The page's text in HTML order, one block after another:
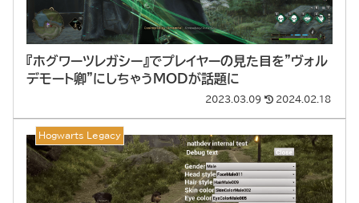
『ホグワーツレガシー』でプレイヤーの見た目を”ヴォル
デモート卿”にしちゃうMODが話題に
2023.03.09 2024.02.18
Hogwarts Legacy